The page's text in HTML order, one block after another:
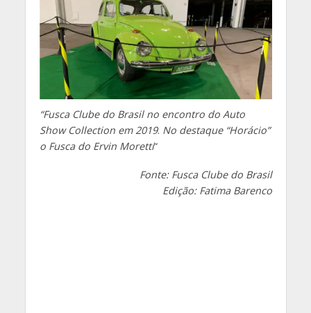
“Fusca Clube do Brasil no encontro do Auto
Show Collection em 2019. No destaque “Horácio”
o Fusca do Ervin Moretti“
Fonte: Fusca Clube do Brasil
Edição: Fatima Barenco